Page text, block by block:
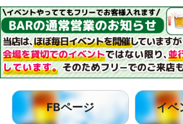
FBページ イベ